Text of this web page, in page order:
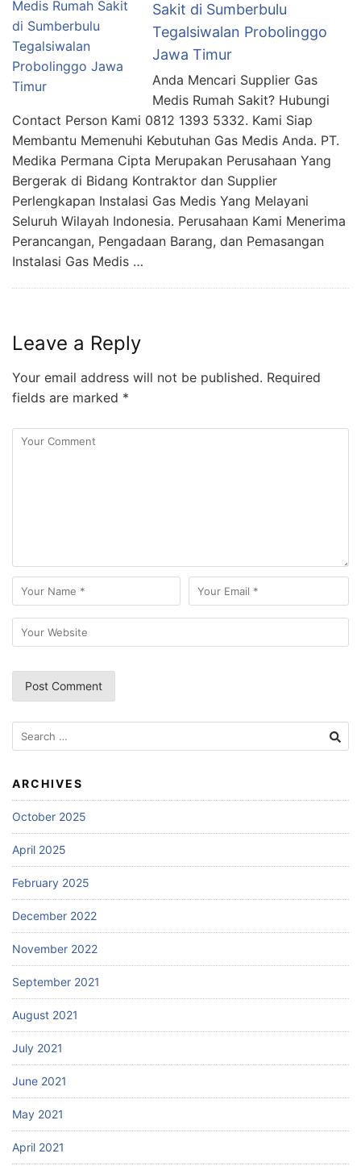
Sakit di Sumberbulu
Tegalsiwalan Probolinggo
Jawa Timur
Anda Mencari Supplier Gas
Medis Rumah Sakit? Hubungi
Contact Person Kami 0812 1393 5332. Kami Siap
Membantu Memenuhi Kebutuhan Gas Medis Anda. PT.
Medika Permana Cipta Merupakan Perusahaan Yang
Bergerak di Bidang Kontraktor dan Supplier
Perlengkapan Instalasi Gas Medis Yang Melayani
Seluruh Wilayah Indonesia. Perusahaan Kami Menerima
Perancangan, Pengadaan Barang, dan Pemasangan
Instalasi Gas Medis …
Leave a Reply
Your email address will not be published. Required
fields are marked *
Search
for:
ARCHIVES
October 2025
April 2025
February 2025
December 2022
November 2022
September 2021
August 2021
July 2021
June 2021
May 2021
April 2021